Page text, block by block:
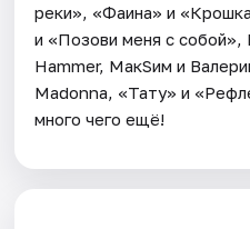
реки», «Фаина» и
и «Позови меня с собой»,
Hammer, МакSим и
Madonna, «Тату» и
много чего ещё!